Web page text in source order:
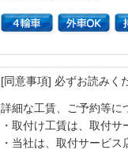
[同意事項] 必ずお読みく
詳細な工賃、ご予約等に
・取付け工賃は、取付サ
・当社は、取付サービ